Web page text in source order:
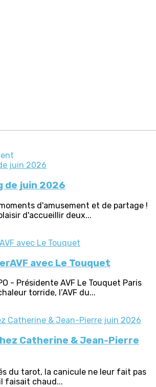
de juin 2026
d'amusement et de partage !
d'accueillir deux...
avec Le Touquet
- Présidente AVF Le Touquet Paris
torride, l’AVF du...
Catherine & Jean-Pierre
du tarot, la canicule ne leur fait pas
faisait chaud...